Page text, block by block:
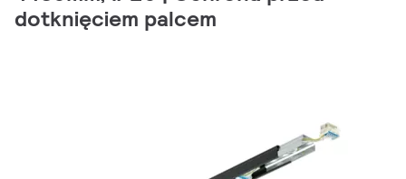
dotknięciem palcem